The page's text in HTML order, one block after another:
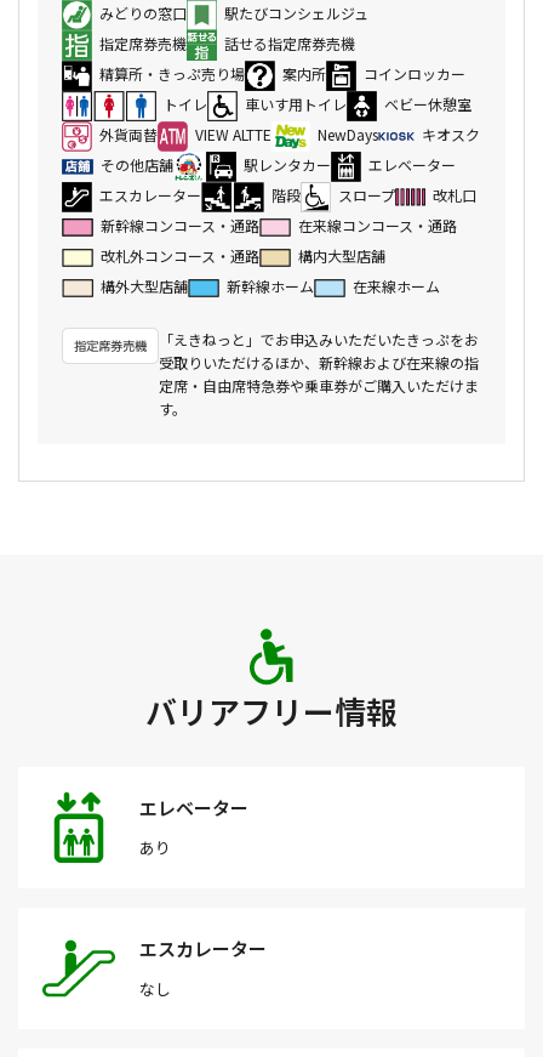
みどりの窓口
駅たびコンシェルジュ
指定席券売機
話せる指定席券売機
精算所・きっぷ売り場
案内所
コインロッカー
トイレ
車いす用トイレ
ベビー休憩室
外貨両替
VIEW ALTTE NewDays
キオスク
その他店舗
駅レンタカー
エレベーター
エスカレーター
階段 スロープ
改札口
新幹線コンコース・通路
在来線コンコース・通路
改札外コンコース・通路
構内大型店舗
構外大型店舗
新幹線ホーム 在来線ホーム
「えきねっと」でお申込みいただいたきっぷをお
受取りいただけるほか、新幹線および在来線の指
定席・自由席特急券や乗車券がご購入いただけま
す。
バリアフリー情報
エレベーター
あり
エスカレーター
なし